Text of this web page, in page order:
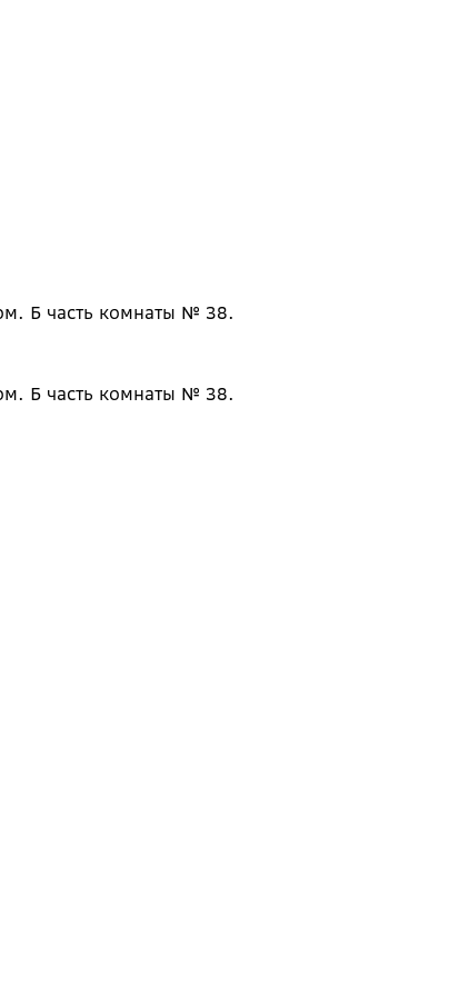
Б часть комнаты № 38.
Б часть комнаты № 38.